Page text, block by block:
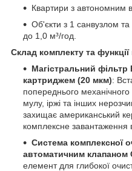
Квартири з автономним
Об'єкти з 1 санвузлом
до 1,0 м³/год.
Склад комплекту та функції
Магістральний фільтр
картриджем (20 мкм):
попереднього
мулу, іржі та інших
захищає американський
комплексне завантаження
Система комплексної
автоматичним
елемент для глибокої